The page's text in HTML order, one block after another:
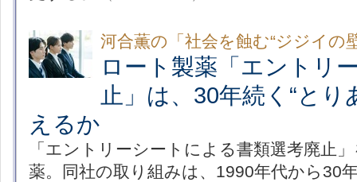
河合薫の「社会を蝕む“ジジイの
ロート製薬「エントリ
止」は、30年続く“とり
えるか
「エントリーシートによる書類選考廃止
薬。同社の取り組みは、1990年代から30